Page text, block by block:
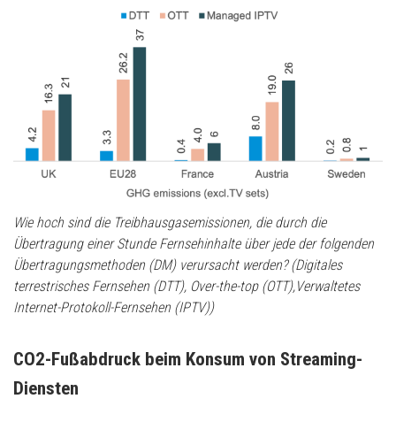
Wie hoch sind die Treibhausgasemissionen, die durch die
Übertragung einer Stunde Fernsehinhalte über jede der folgenden
Übertragungsmethoden (DM) verursacht werden? (Digitales
terrestrisches Fernsehen (DTT), Over-the-top (OTT),Verwaltetes
Internet-Protokoll-Fernsehen (IPTV))
CO2-Fußabdruck beim Konsum von Streaming-
Diensten